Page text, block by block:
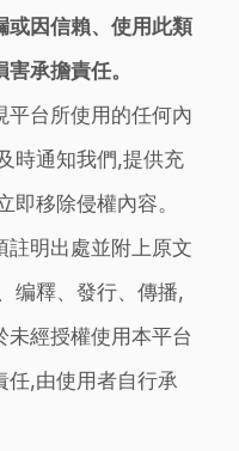
或因信賴、使用此類
承擔責任。
平台所使用的任何內
時通知我們,提供充
即移除侵權內容。
註明出處並附上原文
编釋、發行、傳播,
未經授權使用本平台
任,由使用者自行承